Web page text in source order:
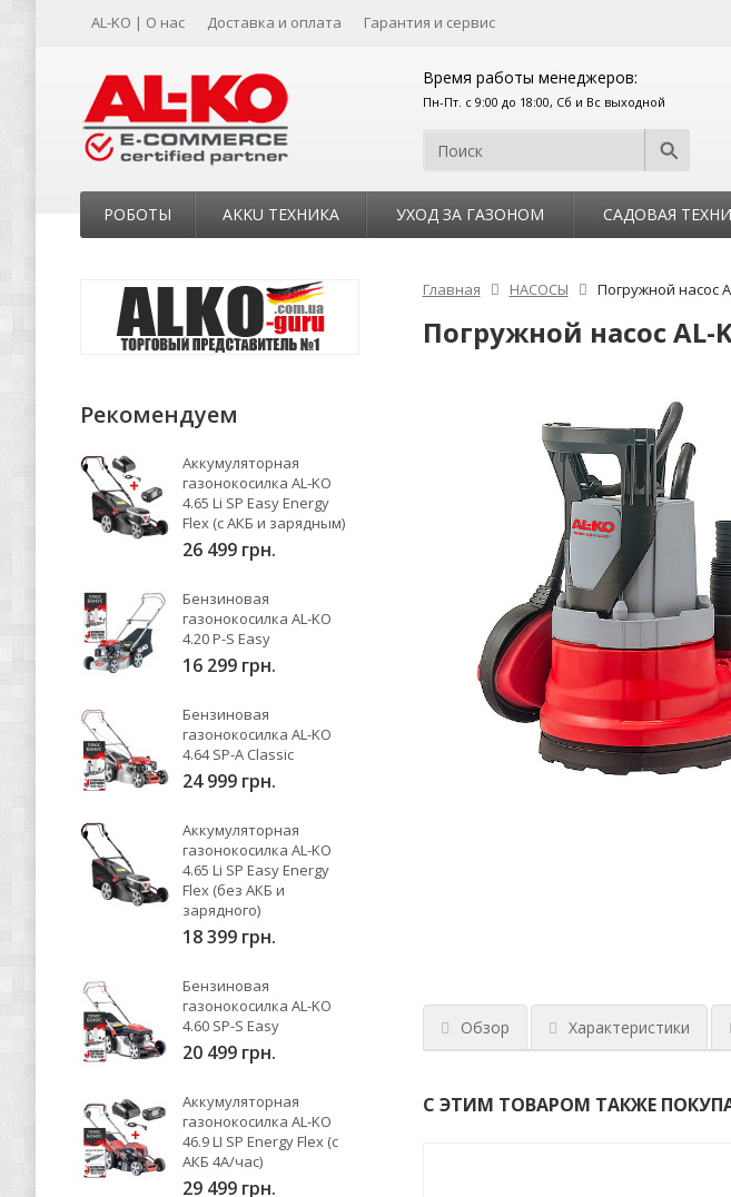
AL-KO | О нас Доставка и оплата Гарантия и сервис
Время работы менеджеров:
Пн-Пт. с 9:00 до 18:00, Сб и Вс выходной
РОБОТЫ AKKU ТЕХНИКА УХОД ЗА ГАЗОНОМ САДОВАЯ
Главная НАСОСЫ Погружной насос
Погружной насос AL-
Обзор Характеристики
С ЭТИМ ТОВАРОМ ТАКЖЕ
Рекомендуем
Аккумуляторная
газонокосилка AL-KO
4.65 Li SP Easy Energy
Flex (с АКБ и зарядным)
26 499 грн.
Бензиновая
газонокосилка AL-KO
4.20 P-S Easy
16 299 грн.
Бензиновая
газонокосилка AL-KO
4.64 SP-A Classic
24 999 грн.
Аккумуляторная
газонокосилка AL-KO
4.65 Li SP Easy Energy
Flex (без АКБ и
зарядного)
18 399 грн.
Бензиновая
газонокосилка AL-KO
4.60 SP-S Easy
20 499 грн.
Аккумуляторная
газонокосилка AL-KO
46.9 LI SP Energy Flex (с
АКБ 4А/час)
29 499 грн.